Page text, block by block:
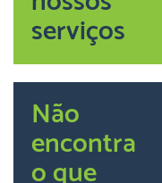
serviços
Não
encontra
o que